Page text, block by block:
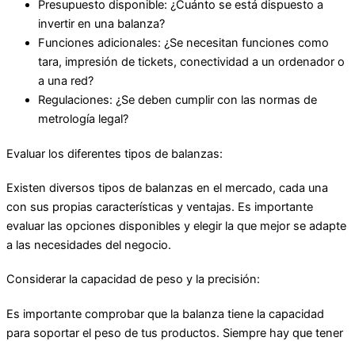
Presupuesto disponible: ¿Cuánto se está dispuesto a
invertir en una balanza?
Funciones adicionales: ¿Se necesitan funciones como
tara, impresión de tickets, conectividad a un ordenador o
a una red?
Regulaciones: ¿Se deben cumplir con las normas de
metrología legal?
Evaluar los diferentes tipos de balanzas:
Existen diversos tipos de balanzas en el mercado, cada una
con sus propias características y ventajas. Es importante
evaluar las opciones disponibles y elegir la que mejor se adapte
a las necesidades del negocio.
Considerar la capacidad de peso y la precisión:
Es importante comprobar que la balanza tiene la capacidad
para soportar el peso de tus productos. Siempre hay que tener